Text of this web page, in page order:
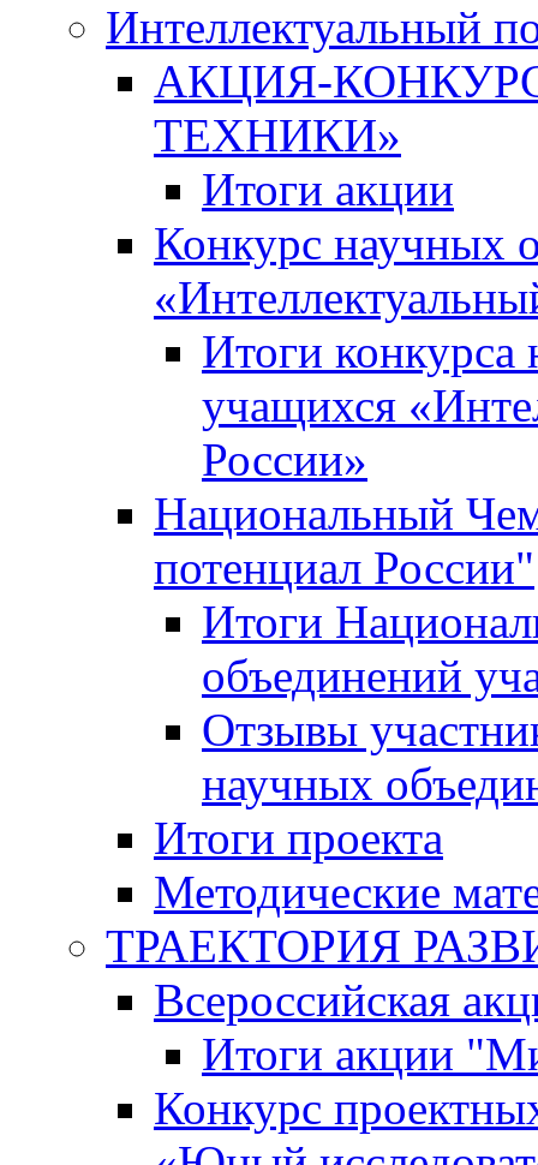
Интеллектуальный
АКЦИЯ-
ТЕХНИКИ»
Итоги акции
Конкурс научных
Итоги
учащихся
России»
Национальный
потенциал России"
Итоги
объединений
Отзывы
научных
Итоги проекта
Методические
ТРАЕКТОРИЯ
Всероссийская
Итоги акции
Конкурс